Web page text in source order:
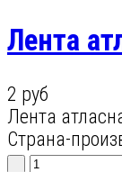
Лента
2 руб
Лента
Страна-